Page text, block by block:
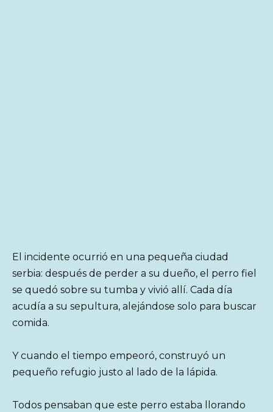
El incidente ocurrió en una pequeña ciudad
serbia: después de perder a su dueño, el perro fiel
se quedó sobre su tumba y vivió allí. Cada día
acudía a su sepultura, alejándose solo para buscar
comida.
Y cuando el tiempo empeoró, construyó un
pequeño refugio justo al lado de la lápida.
Todos pensaban que este perro estaba llorando